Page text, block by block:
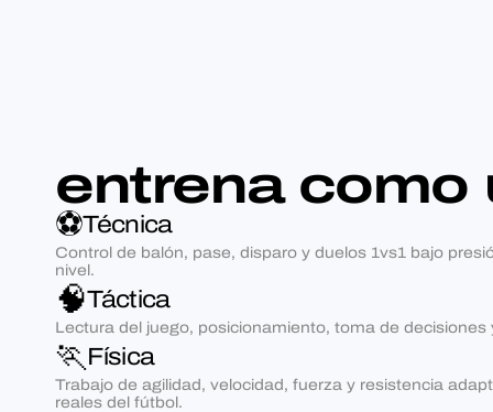
entrena como
⚽Técnica
Control de balón, pase, disparo y duelos 1vs1 bajo
nivel.
🧠Táctica
Lectura del juego, posicionamiento, toma de decisiones
🏃Física
Trabajo de agilidad, velocidad, fuerza y resistencia
reales del fútbol.